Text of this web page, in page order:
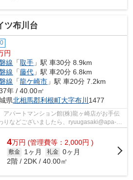
ツ布川台
円
線 「取手 」駅 車30分 8.9km
線 「藤代 」駅 車20分 6.8km
線 「龍ケ崎市 」駅 車20分 7.2km
年 / 40.00㎡
県北相馬郡利根町大字布川 1477
アパートマンション館(株)龍ヶ崎店がお手伝
りなどございましたら、ryuugasaki@apa-
お部屋探...
4万円 (管理費等：2,000円 )
敷金 1ヶ月 礼金 0ヶ月
2階 / 2DK / 40.00㎡